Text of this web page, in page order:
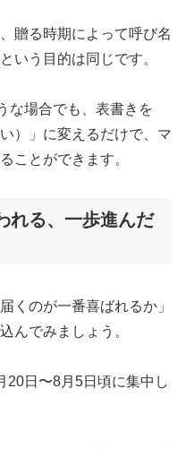
贈る時期によって呼び名
いう目的は同じです。
な場合でも、表書きを
）」に変えるだけで、マ
ことができます。
れる、一歩進んだ
くのが一番喜ばれるか」
んでみましょう。
20日〜8月5日頃に集中し